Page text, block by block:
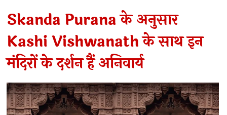
Skanda Purana के अनुसार
Kashi Vishwanath के साथ इन
मंदिरों के दर्शन हैं अनिवार्य